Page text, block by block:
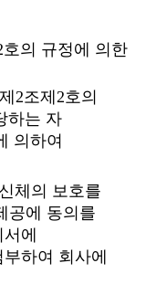
의 규정에 의한
2조제2호의
하는 자
의하여
체의 보호를
공에 동의를
에
하여 회사에